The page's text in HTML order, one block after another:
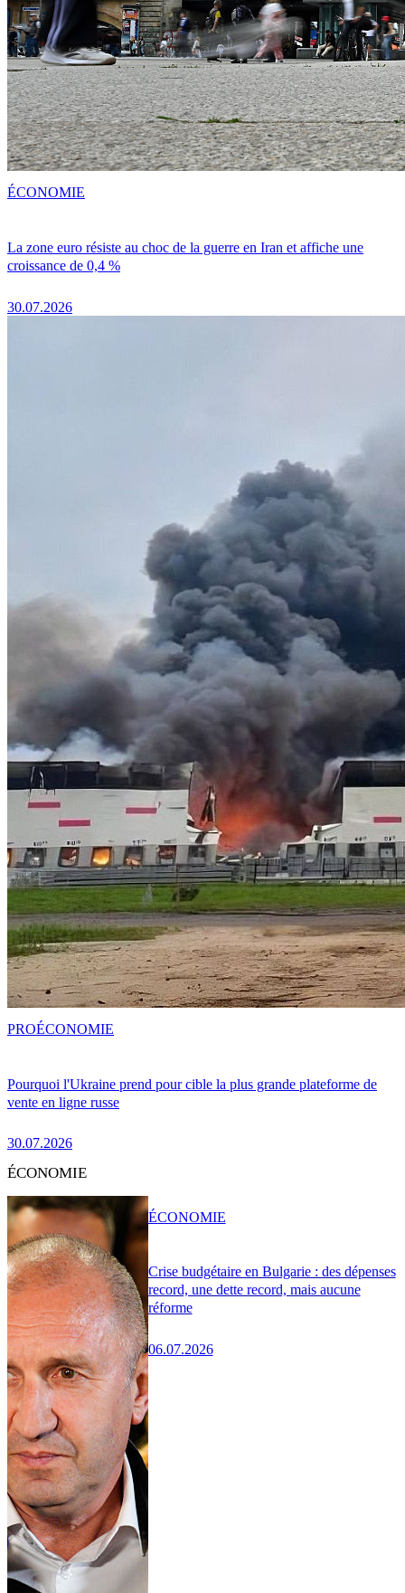
La zone euro résiste au choc de la guerre en Iran et affiche une
croissance de 0,4 %
30.07.2026
ÉCONOMIE
Pourquoi l'Ukraine prend pour cible la plus grande plateforme de
vente en ligne russe
30.07.2026
PROÉCONOMIE
ÉCONOMIE
Crise budgétaire en Bulgarie : des dépenses
record, une dette record, mais aucune
réforme
06.07.2026
ÉCONOMIE